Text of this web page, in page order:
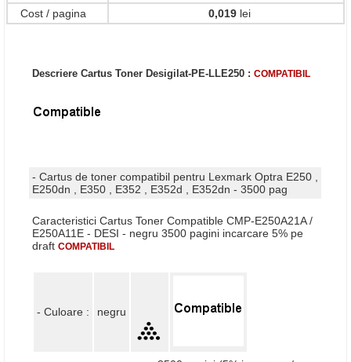
Cost / pagina
0,019lei
Descriere Cartus Toner Desigilat-PE-LLE250 : COMPATIBIL
- Cartus de toner compatibil pentru Lexmark Optra E250 ,
E250dn , E350 , E352 , E352d , E352dn - 3500 pag
Caracteristici Cartus Toner Compatible CMP-E250A21A /
E250A11E - DESI - negru 3500 pagini incarcare 5% pe
draft COMPATIBIL
- Culoare : negru